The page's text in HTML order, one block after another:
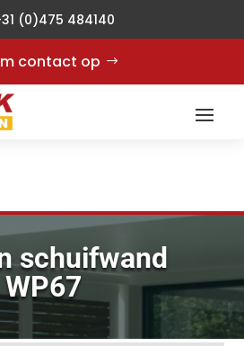
(0)475 484140
contact op
schuifwand
WP67